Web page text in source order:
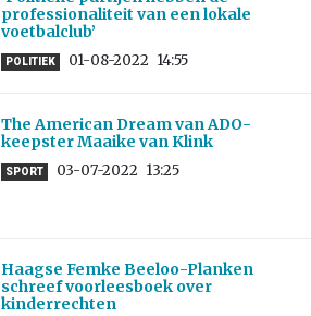
professionaliteit van een lokale
voetbalclub’
POLITIEK 01-08-2022 14:55
The American Dream van ADO-
keepster Maaike van Klink
SPORT 03-07-2022 13:25
Haagse Femke Beeloo-Planken
schreef voorleesboek over
kinderrechten